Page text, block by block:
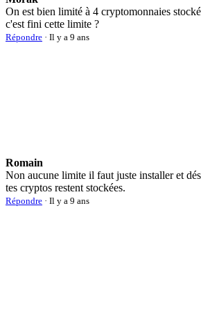
On est bien limité à 4 cryptomonnaies
c'est fini cette limite ?
Répondre · Il y a 9 ans
Romain
Non aucune limite il faut juste installer et
tes cryptos restent stockées.
Répondre · Il y a 9 ans